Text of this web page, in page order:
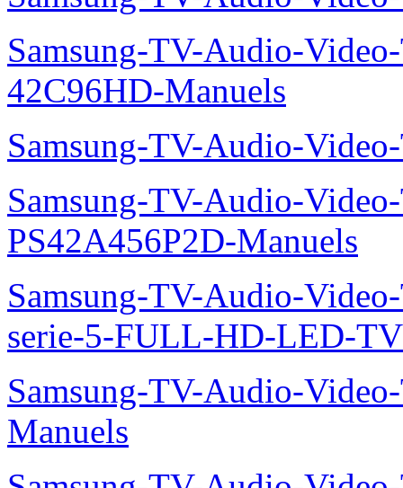
Samsung-TV-Audio-
Manuels
Samsung-Telephone-
Manuels
Samsung-TV-Audio-
Samsung-TV-Audio-
42C96HD-Manuels
Samsung-TV-Audio-
Samsung-TV-Audio-
PS42A456P2D-Manuels